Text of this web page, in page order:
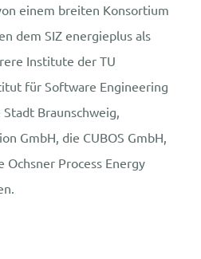
einem breiten Konsortium
dem SIZ energieplus als
Institute der TU
für Software Engineering
Braunschweig,
GmbH, die CUBOS GmbH,
Ochsner Process Energy